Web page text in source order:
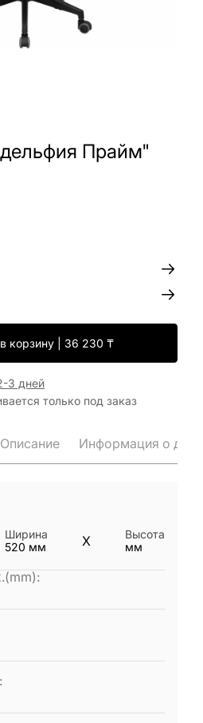
Прайм"
в корзину 36 230 ₸
3 дней
только под заказ
Описание Информация о
Ширина
520 мм X
Высота
мм
:
: